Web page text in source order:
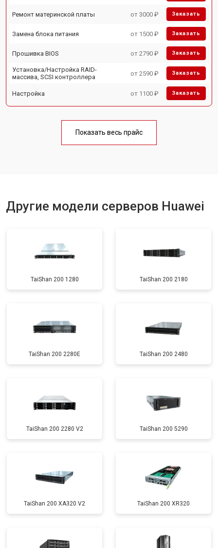
Ремонт материнской платы от 3000 ₽ Заказать
Замена блока питания от 1500 ₽ Заказать
Прошивка BIOS от 2790 ₽ Заказать
Установка/Настройка RAID-
массива, SCSI контроллера
от 2590 ₽ Заказать
Настройка от 1100 ₽ Заказать
Показать весь прайс
Другие модели серверов Huawei
TaiShan 200 1280 TaiShan 200 2180
TaiShan 200 2280E TaiShan 200 2480
TaiShan 200 2280 V2 TaiShan 200 5290
TaiShan 200 XA320 V2 TaiShan 200 XR320